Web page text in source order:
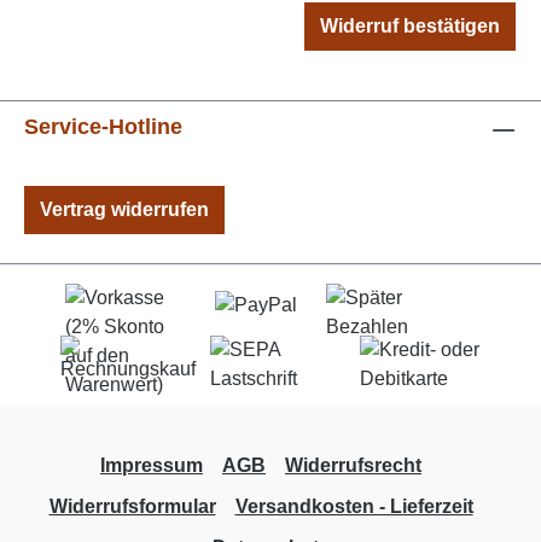
Widerruf bestätigen
Service-Hotline
Vertrag widerrufen
Impressum AGB
Widerrufsrecht
Widerrufsformular
Versandkosten - Lieferzeit